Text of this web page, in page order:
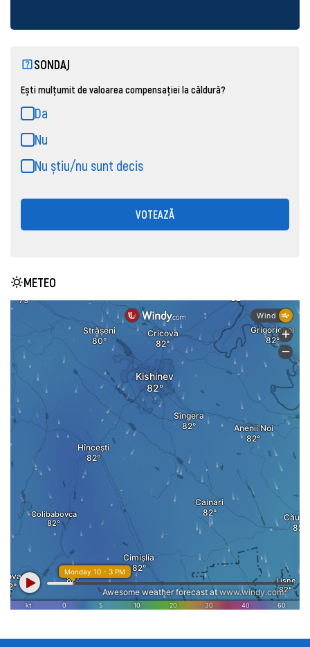
SONDAJ
Ești mulțumit de valoarea compensației la căldură?
Da
Nu
Nu știu/nu sunt decis
VOTEAZĂ
METEO